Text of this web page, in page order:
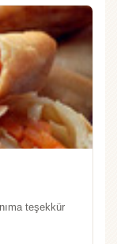
teşekkür